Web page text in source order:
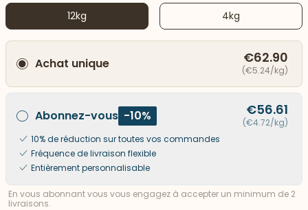
vers le bas
12kg 4kg
Achat unique €62.90
(€5.24/kg)
Abonnez-vous -10% €56.61
(€4.72/kg)
10% de réduction sur toutes vos commandes
Fréquence de livraison flexible
Entièrement personnalisable
En vous abonnant vous vous engagez à accepter un minimum de 2
livraisons.